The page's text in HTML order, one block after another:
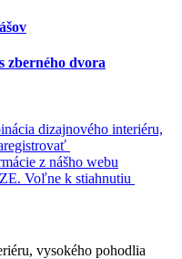
zberného dvora
dizajnového interiéru,
z nášho webu
Voľne k stiahnutiu
vysokého pohodlia